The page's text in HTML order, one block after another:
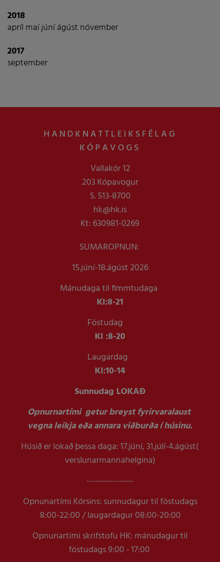
2018
apríl maíjúníágúst nóvember
2017
september
HANDKNATTLEIKSFÉLAG
KÓPAVOGS
Vallakór 12
203 Kópavogur
S. 513-8700
hk@hk.is
Kt: 630981-0269
SUMAROPNUN:
15.júní-18.ágúst 2026
Mánudaga til fimmtudaga
Kl:8-21
Föstudag
Kl :8-20
Laugardag
Kl:10-14
Sunnudag LOKAÐ
Opnurnartími getur breyst fyrirvaralaust
vegna leikja eða annara viðburða í húsinu.
Húsið er lokað þessa daga: 17.júní, 31.júlí-4.ágúst(
verslunarmannahelgina)
----------------
Opnunartími Kórsins: sunnudagur til föstudags
8:00-22:00 / laugardagur 08:00-20:00
Opnunartimi skrifstofu HK: mánudagur til
föstudags 9:00 - 17:00